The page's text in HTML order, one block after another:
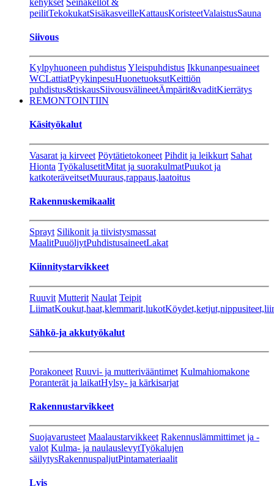
peilitTekokukatSisäkasveilleKattausKoristeetValaistusSauna
Siivous
Kylpyhuoneen puhdistusYleispuhdistus Ikkunanpesuaineet
WCLattiatPyykinpesuHuonetuoksutKeittiön
puhdistus&tiskausSiivousvälineetÄmpärit&vaditKierrätys
REMONTOINTIIN
Käsityökalut
Vasarat ja kirveet Pöytätietokoneet Pihdit ja leikkurt Sahat
Hionta TyökalusetitMitat ja suorakulmatPuukot ja
katkoteräveitsetMuuraus,rappaus,laatoitus
Rakennuskemikaalit
Sprayt Silikonit ja tiivistysmassat
MaalitPuuöljytPuhdistusaineetLakat
Kiinnitystarvikkeet
Ruuvit Mutterit Naulat Teipit
LiimatKoukut,haat,klemmarit,lukot
Sähkö-ja akkutyökalut
Porakoneet Ruuvi- ja mutterivääntimet Kulmahiomakone
Poranterät ja laikatHylsy- ja kärkisarjat
Rakennustarvikkeet
Suojavarusteet Maalaustarvikkeet Rakennuslämmittimet ja -
valot Kulma- ja naulauslevytTyökalujen
säilytysRakennuspaljutPintamateriaalit
Lvis